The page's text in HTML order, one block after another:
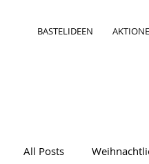
BASTELIDEEN
All Posts